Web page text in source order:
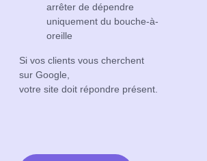
arrêter de dépendre
uniquement du bouche-à-
oreille
Si vos clients vous cherchent
sur Google,
votre site doit répondre présent.